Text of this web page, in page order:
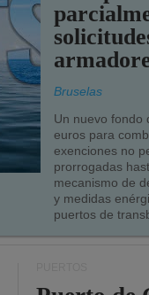
Bruselas
Un nuevo fondo
euros para
exenciones no
prorrogadas
mecanismo de
y medidas
puertos de